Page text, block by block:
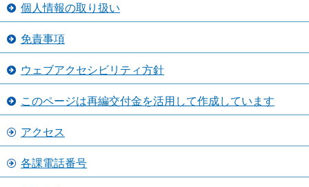
個人情報の取り扱い
免責事項
ウェブアクセシビリティ方針
このページは再編交付金を活用して作成しています
アクセス
各課電話番号